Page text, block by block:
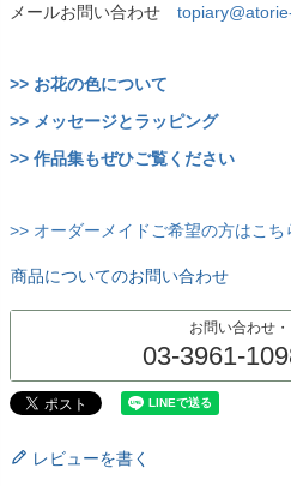
メールお問い合わせ
>> お花の色について
>> メッセージとラッピング
>> 作品集もぜひご覧ください
>> オーダーメイドご希望の方はこ
商品についてのお問い合わせ
お問い合わせ
03-3961-
レビューを書く